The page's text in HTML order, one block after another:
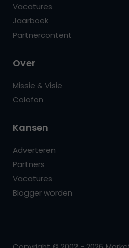
Vacatures
Jaarboek
Partnercontent
Over
Missie & Visie
Colofon
Kansen
Adverteren
Partners
Vacatures
Blogger worden